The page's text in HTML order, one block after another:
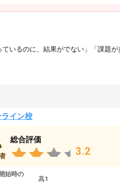
いるのに、結果がでない」「課題
ライン校
総合評価
3.2
始時の
高1